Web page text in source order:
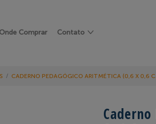
Onde Comprar Contato
/ CADERNO PEDAGÓGICO ARITMÉTICA (0,6 X 0,6